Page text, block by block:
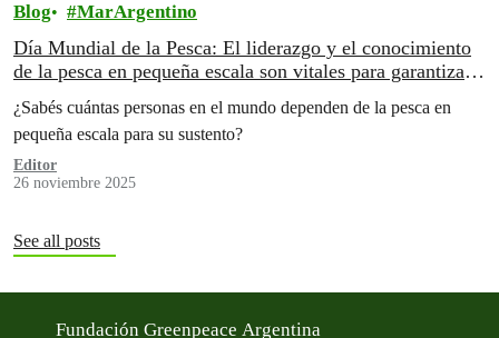
Blog MarArgentino
Día Mundial de la Pesca: El liderazgo y el conocimiento
de la pesca en pequeña escala son vitales para garantizar
océanos saludables
¿Sabés cuántas personas en el mundo dependen de la pesca en
pequeña escala para su sustento?
Editor
26 noviembre 2025
See all posts
Fundación Greenpeace Argentina